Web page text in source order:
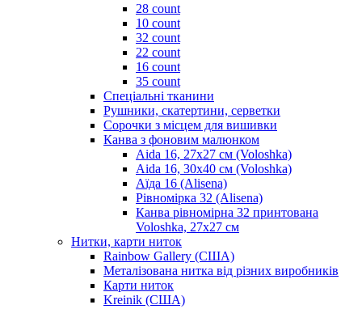
28 count
10 count
32 count
22 count
16 count
35 count
Спеціальні тканини
Рушники, скатертини, серветки
Сорочки з місцем для вишивки
Канва з фоновим малюнком
Aida 16, 27х27 см (Voloshka)
Aida 16, 30х40 см (Voloshka)
Аїда 16 (Alisena)
Рівномірка 32 (Alisena)
Канва рівномірна 32 принтована
Voloshka, 27х27 см
Нитки, карти ниток
Rainbow Gallery (США)
Металізована нитка від різних виробників
Карти ниток
Kreinik (США)